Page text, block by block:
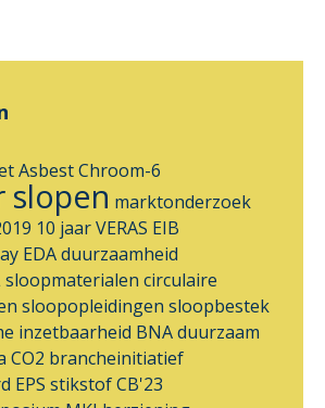
AsbestChroom-6
slopen marktonderzoek
10 jaar VERAS EIB
EDAduurzaamheid
sloopmaterialen circulaire
sloopopleidingen sloopbestek
inzetbaarheid BNAduurzaam
CO2 brancheinitiatief
EPS stikstofCB'23